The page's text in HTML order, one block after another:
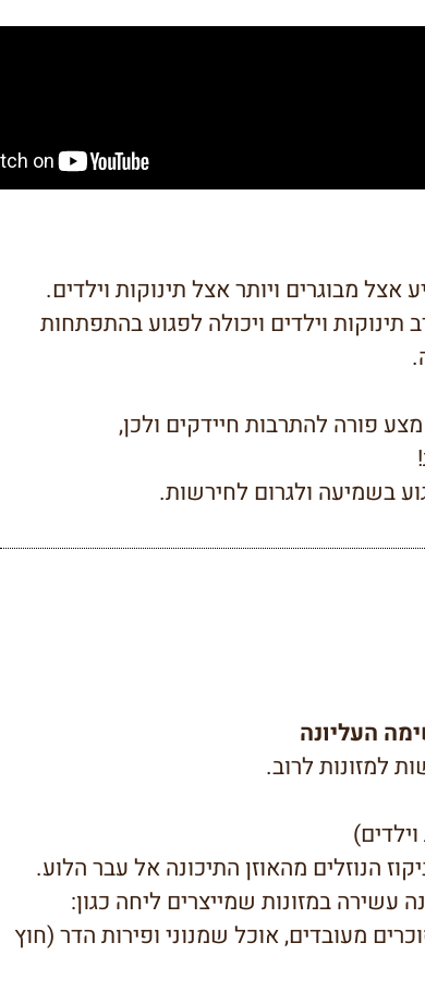
אצל מבוגרים ויותר אצל תינוקות וילדים.
וילדים ויכולה לפגוע בהתפתחות
פורה להתרבות חיידקים ולכן,
בשמיעה ולגרום לחירשות.
העליונה
למזונות לרוב.
הנוזלים מהאוזן התיכונה אל עבר הלוע.
עשירה במזונות שמייצרים ליחה כגון:
מעובדים, אוכל שמנוני ופירות הדר (חוץ